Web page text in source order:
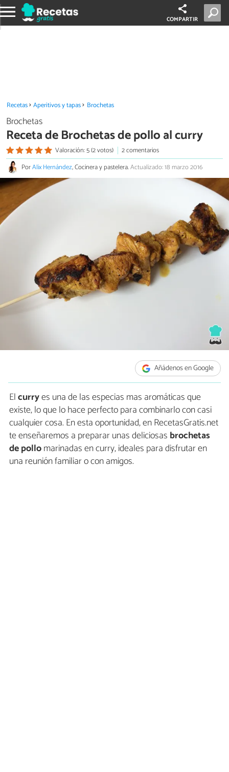
COMPARTIR
Recetas Aperitivos y tapas Brochetas
Brochetas
Receta de Brochetas de pollo al curry
Valoración: 5 (2 votos)
2 comentarios
PorAlix Hernández, Cocinera y pastelera.Actualizado: 18 marzo 2016
Añádenos en Google
Elcurryes una de las especias mas aromáticas que
existe, lo que lo hace perfecto para combinarlo con casi
cualquier cosa. En esta oportunidad, en RecetasGratis.net
te enseñaremos a preparar unas deliciosas brochetas
de pollomarinadas en curry, ideales para disfrutar en
una reunión familiar o con amigos.